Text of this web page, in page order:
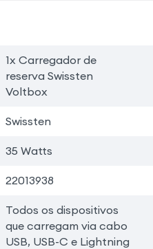
1x Carregador de
reserva Swissten
Voltbox
Swissten
35 Watts
22013938
Todos os dispositivos
que carregam via cabo
USB, USB-C e Lightning